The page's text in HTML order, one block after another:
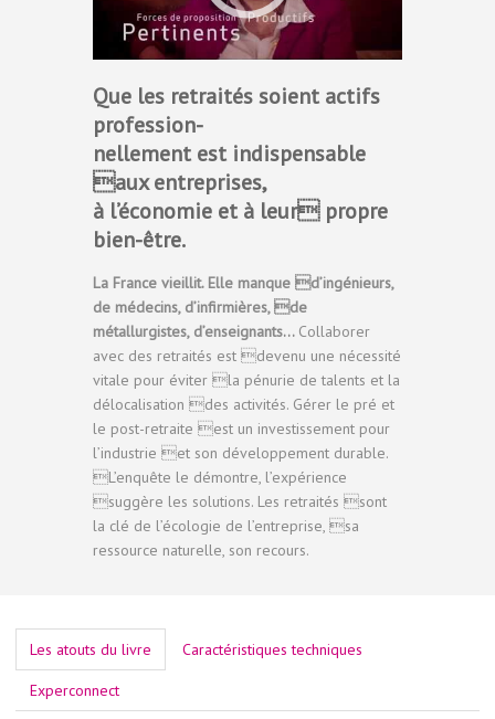
Que les retraités soient actifs
profession-
nellement est indispensable
aux entreprises,
à l’économie et à leur propre
bien-être.
La France vieillit. Elle manque d’ingénieurs,
de médecins, d’infirmières, de
métallurgistes, d’enseignants… Collaborer
avec des retraités est devenu une nécessité
vitale pour éviter la pénurie de talents et la
délocalisation des activités. Gérer le pré et
le post-retraite est un investissement pour
l’industrie et son développement durable.
L’enquête le démontre, l’expérience
suggère les solutions. Les retraités sont
la clé de l’écologie de l’entreprise, sa
ressource naturelle, son recours.
Les atouts du livre Caractéristiques techniques
Experconnect